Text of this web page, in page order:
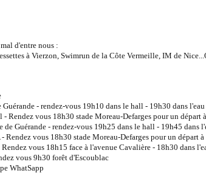
d'entre nous :
à Vierzon, Swimrun de la Côte Vermeille, IM de
- rendez-vous 19h10 dans le hall - 19h30 dans
- Rendez vous 18h30 stade Moreau-Defarges pour un départ
de Guérande - rendez-vous 19h25 dans le hall - 19h45 dans
Rendez vous 18h30 stade Moreau-Defarges pour un départ
vous 18h15 face à l'avenue Cavalière - 18h30 dans
vous 9h30 forêt d'Escoublac
WhatSapp